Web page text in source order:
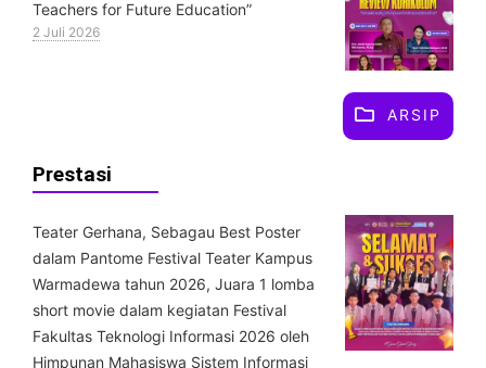
Teachers for Future Education”
2 Juli 2026
ARSIP
Prestasi
Teater Gerhana, Sebagau Best Poster
dalam Pantome Festival Teater Kampus
Warmadewa tahun 2026, Juara 1 lomba
short movie dalam kegiatan Festival
Fakultas Teknologi Informasi 2026 oleh
Himpunan Mahasiswa Sistem Informasi